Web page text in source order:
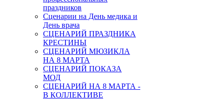
праздников
Сценарии на День медика и
День врача
СЦЕНАРИЙ ПРАЗДНИКА
КРЕСТИНЫ
СЦЕНАРИЙ МЮЗИКЛА
НА 8 МАРТА
СЦЕНАРИЙ ПОКАЗА
МОД
СЦЕНАРИЙ НА 8 МАРТА -
В КОЛЛЕКТИВЕ